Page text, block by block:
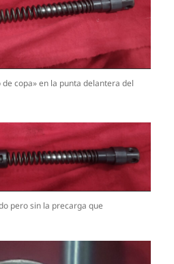
copa» en la punta delantera del
pero sin la precarga que